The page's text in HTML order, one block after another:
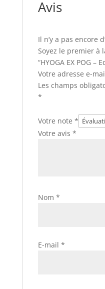
Avis
Il n’y a pas encore
Soyez le premier à
“HYOGA EX POG –
Votre adresse e-
Les champs
*
Votre note *
Votre avis *
Nom *
E-mail *